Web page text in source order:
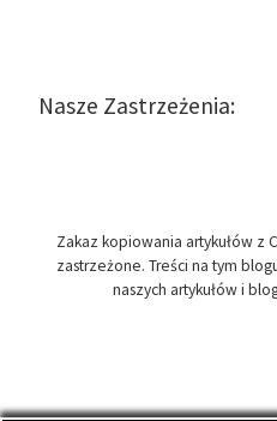
Nasze Zastrzeżenia:
Zakaz kopiowania artykułów z
zastrzeżone. Treści na tym
naszych artykułów i